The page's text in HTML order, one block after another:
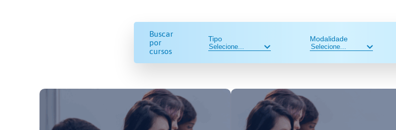
Buscar
por
cursos
Tipo Modalidade